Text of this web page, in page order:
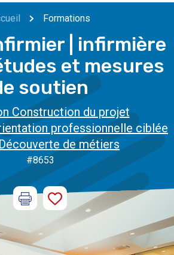
Formations
| infirmière
et mesures
soutien
Construction du projet
professionnelle ciblée
de métiers
#8653